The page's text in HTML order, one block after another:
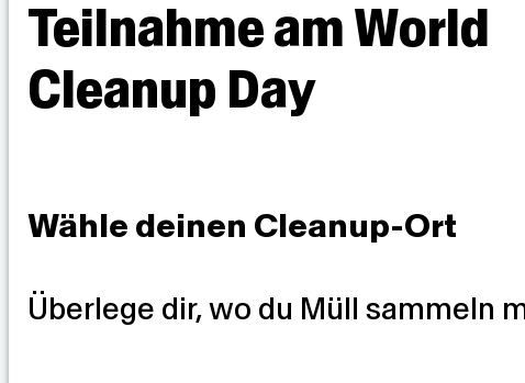
Teilnahme am World
Cleanup Day
Wähle deinen Cleanup-Ort
Überlege dir, wo du Müll sammeln